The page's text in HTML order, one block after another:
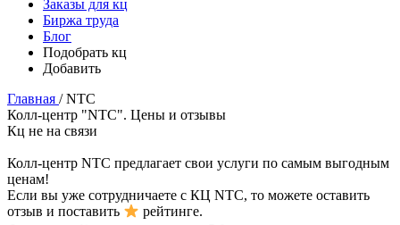
Заказы для кц
Биржа труда
Блог
Подобрать кц
Добавить
Главная / NTC
Колл-центр "NTC". Цены и отзывы
Кц не на связи
Колл-центр NTC предлагает свои услуги по самым выгодным
ценам!
Если вы уже сотрудничаете с КЦ NTC, то можете оставить
отзыв и поставить
рейтинге.